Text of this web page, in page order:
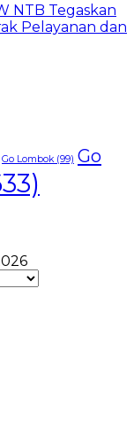
NTB Tegaskan
Pelayanan dan
Go Lombok(99) Go